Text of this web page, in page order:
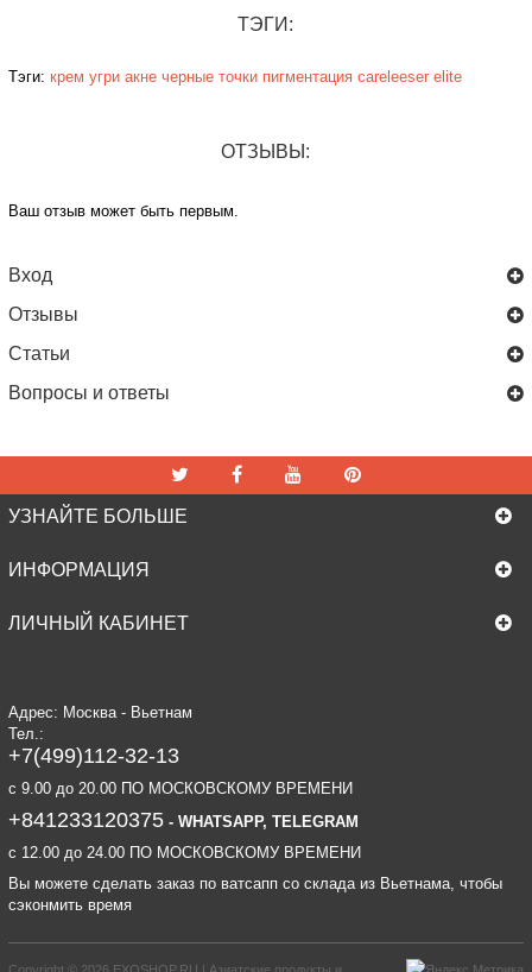
ТЭГИ:
Тэги: крем угри акне черные точки пигментация careleeser elite
ОТЗЫВЫ:
Ваш отзыв может быть первым.
Вход
Отзывы
Статьи
Вопросы и ответы
УЗНАЙТЕ БОЛЬШЕ
ИНФОРМАЦИЯ
ЛИЧНЫЙ КАБИНЕТ
Адрес: Москва - Вьетнам
Тел.:
+7(499)112-32-13
c 9.00 до 20.00 ПО МОСКОВСКОМУ ВРЕМЕНИ
+841233120375- WHATSAPP, TELEGRAM
c 12.00 до 24.00 ПО МОСКОВСКОМУ ВРЕМЕНИ
Вы можете сделать заказ по ватсапп со склада из Вьетнама, чтобы
сэконмить время
Copyright © 2026 EXOSHOP.RU | Азиатские продукты и